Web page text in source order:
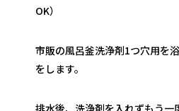
OK）
市販の風呂釜洗浄剤1つ穴用を
をします。
排水後、洗浄剤を入れずもう一